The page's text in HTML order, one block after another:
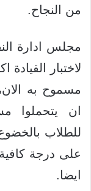
من النجاح.
مجلس ادارة
لاختبار
مسموح به
ان يتحملوا
للطلاب
على درجة
ايضا.